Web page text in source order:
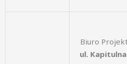
Biuro
ul.